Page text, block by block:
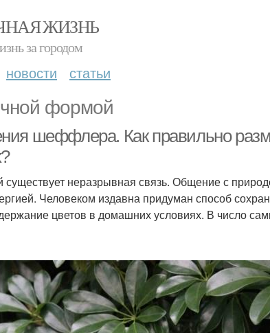
ЖИЗНЬ
за городом
новости статьи
формой
шеффлера. Как правильно
неразрывная связь. Общение с
Человеком издавна придуман способ
цветов в домашних условиях. В число